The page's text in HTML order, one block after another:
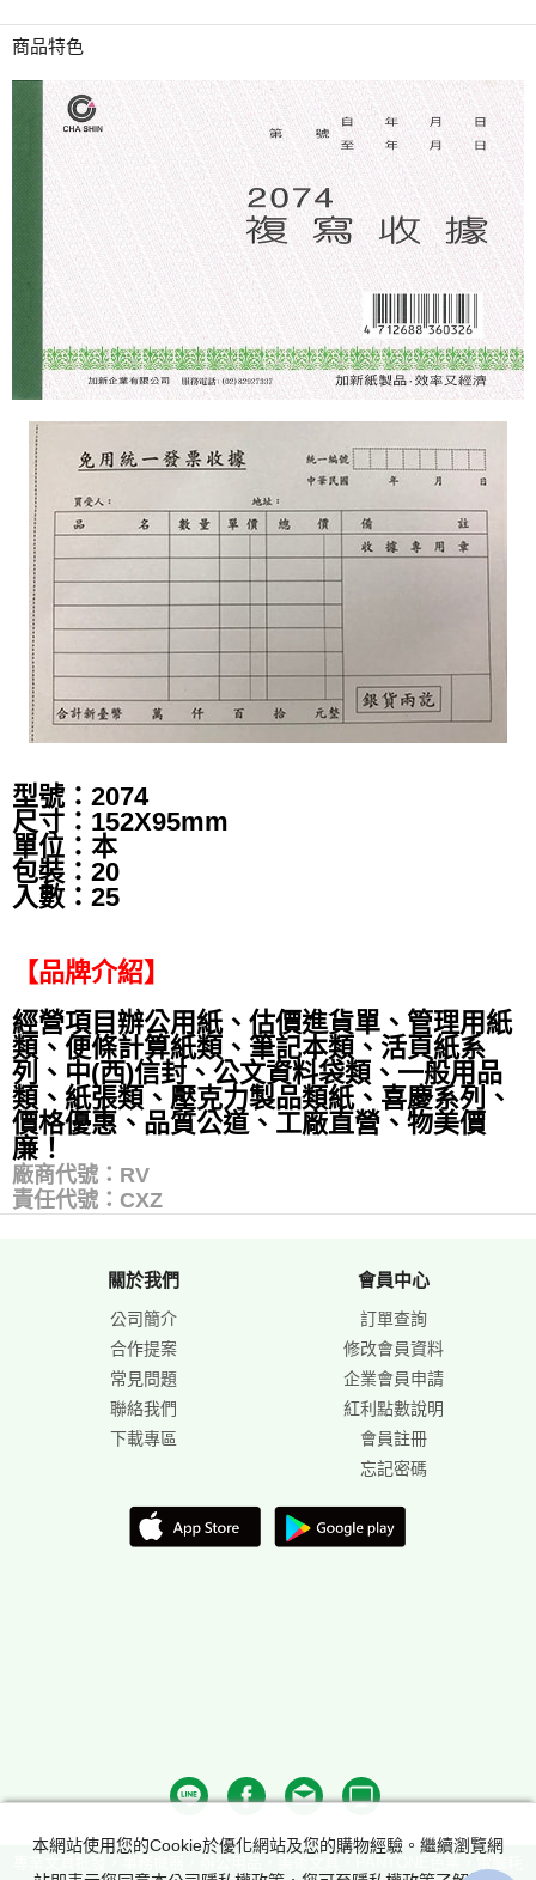
商品特色
型號：2074
尺寸：152X95mm
單位：本
包裝：20
入數：25
【品牌介紹】
經營項目辦公用紙、估價進貨單、管理用紙
類、便條計算紙類、筆記本類、活頁紙系
列、中(西)信封、公文資料袋類、一般用品
類、紙張類、壓克力製品類紙、喜慶系列、
價格優惠、品質公道、工廠直營、物美價
廉！
廠商代號：RV
責任代號：CXZ
關於我們
公司簡介
合作提案
常見問題
聯絡我們
下載專區
會員中心
訂單查詢
修改會員資料
企業會員申請
紅利點數說明
會員註冊
忘記密碼
本網站使用您的Cookie於優化網站及您的購物經驗。繼續瀏覽網